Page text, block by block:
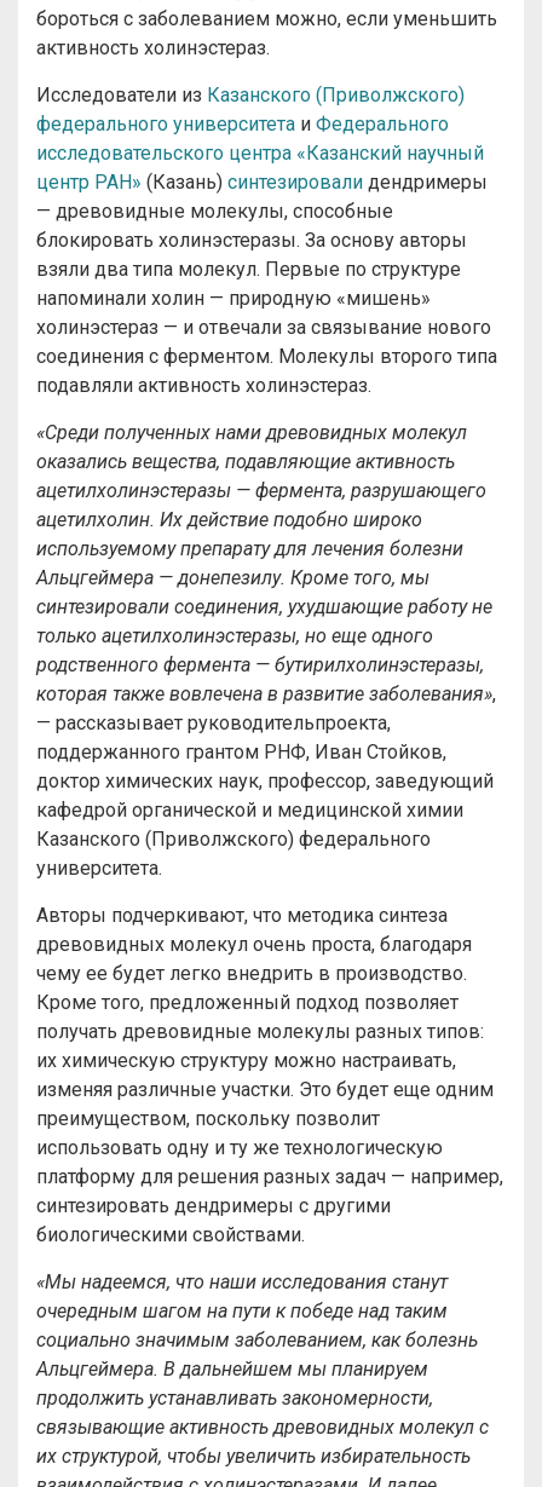
бороться с заболеванием можно, если уменьшить
активность холинэстераз.
Исследователи из Казанского (Приволжского)
федерального университета и Федерального
исследовательского центра «Казанский научный
центр РАН» (Казань) синтезировали дендримеры
— древовидные молекулы, способные
блокировать холинэстеразы. За основу авторы
взяли два типа молекул. Первые по структуре
напоминали холин — природную «мишень»
холинэстераз — и отвечали за связывание нового
соединения с ферментом. Молекулы второго типа
подавляли активность холинэстераз.
«Среди полученных нами древовидных молекул
оказались вещества, подавляющие активность
ацетилхолинэстеразы — фермента, разрушающего
ацетилхолин. Их действие подобно широко
используемому препарату для лечения болезни
Альцгеймера — донепезилу. Кроме того, мы
синтезировали соединения, ухудшающие работу не
только ацетилхолинэстеразы, но еще одного
родственного фермента — бутирилхолинэстеразы,
которая также вовлечена в развитие заболевания»,
— рассказывает руководительпроекта,
поддержанного грантом РНФ, Иван Стойков,
доктор химических наук, профессор, заведующий
кафедрой органической и медицинской химии
Казанского (Приволжского) федерального
университета.
Авторы подчеркивают, что методика синтеза
древовидных молекул очень проста, благодаря
чему ее будет легко внедрить в производство.
Кроме того, предложенный подход позволяет
получать древовидные молекулы разных типов:
их химическую структуру можно настраивать,
изменяя различные участки. Это будет еще одним
преимуществом, поскольку позволит
использовать одну и ту же технологическую
платформу для решения разных задач — например,
синтезировать дендримеры с другими
биологическими свойствами.
«Мы надеемся, что наши исследования станут
очередным шагом на пути к победе над таким
социально значимым заболеванием, как болезнь
Альцгеймера. В дальнейшем мы планируем
продолжить устанавливать закономерности,
связывающие активность древовидных молекул с
их структурой, чтобы увеличить избирательность